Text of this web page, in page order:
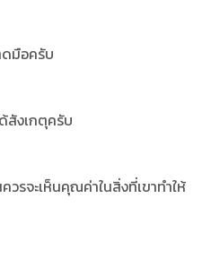
ดมือครับ
สังเกตุครับ
วรจะเห็นคุณค่าในสิ่งที่เขาทำให้